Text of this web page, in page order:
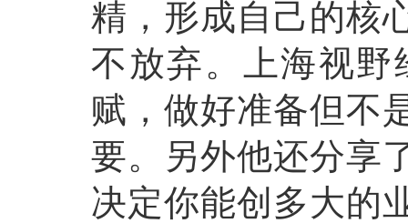
精，形成自己的核
不放弃。上海视
赋，做好准备但不
要。另外他还分享
决定你能创多大的